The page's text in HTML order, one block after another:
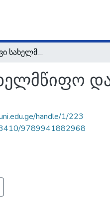
სამართლებრივი სახელმწიფო და მისი ელემენტები
და
handle/1/223
9789941882968